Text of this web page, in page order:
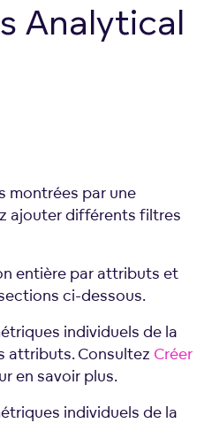
Analytical
montrées par une
ajouter différents filtres
entière par attributs et
ci-dessous.
individuels de la
attributs. Consultez Créer
en savoir plus.
individuels de la